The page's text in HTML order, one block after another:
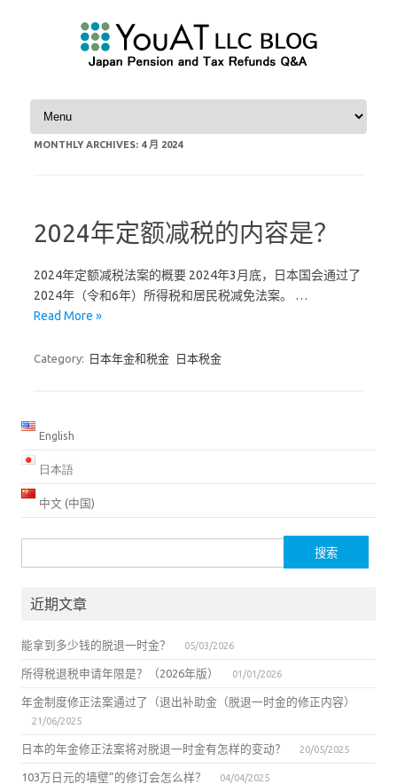
Skip to content
MONTHLY ARCHIVES: 4 月 2024
2024年定额减税的内容是？
2024年定额减税法案的概要 2024年3月底，日本国会通过了
2024年（令和6年）所得税和居民税减免法案。 …
Read More »
Category: 日本年金和税金 日本税金
English
日本語
中文 (中国)
索：
近期文章
能拿到多少钱的脱退一时金？ 05/03/2026
所得税退税申请年限是？（2026年版） 01/01/2026
年金制度修正法案通过了（退出补助金（脱退一时金的修正内容）
21/06/2025
日本的年金修正法案将对脱退一时金有怎样的变动？ 20/05/2025
103万日元的墙壁”的修订会怎么样？ 04/04/2025